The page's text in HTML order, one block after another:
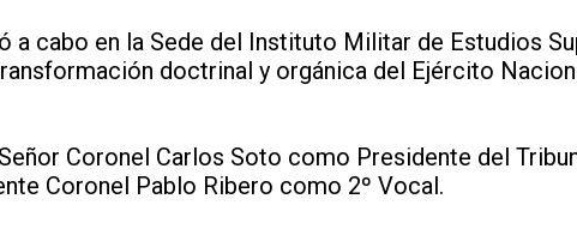
cabo en la Sede del Instituto Militar de Estudios
doctrinal y orgánica del Ejército
Coronel Carlos Soto como Presidente del
Coronel Pablo Ribero como 2º Vocal.